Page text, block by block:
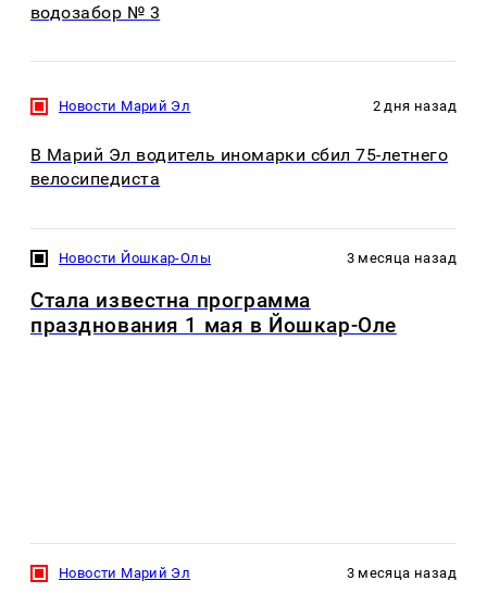
водозабор № 3
Новости Марий Эл 2 дня назад
В Марий Эл водитель иномарки сбил 75-летнего
велосипедиста
Новости Йошкар-Олы 3 месяца назад
Стала известна программа
празднования 1 мая в Йошкар-Оле
Новости Марий Эл 3 месяца назад